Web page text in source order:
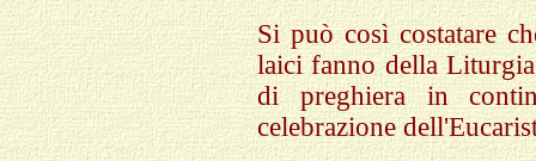
Si può così costatare
laici fanno della
di preghiera in
celebrazione